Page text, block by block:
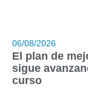
06/08/2026
El plan de
sigue
curso